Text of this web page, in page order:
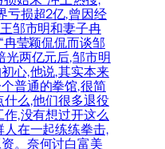
亏损超2亿,曾因经
邹市明和妻子冉
莹颖侃侃而谈邹
光两亿元后,邹市明
心,他说,其实本来
普通的拳馆,很简
么,他们很多退役
,没有想过开这么
在一起练练拳击,
。奈何讨白富美